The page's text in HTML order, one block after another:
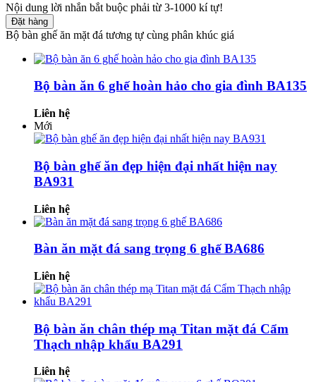
Nội dung lời nhắn bắt buộc phải từ 3-1000 kí tự!
Đặt hàng
Bộ bàn ghế ăn mặt đá tương tự cùng phân khúc giá
Bộ bàn ăn 6 ghế hoàn hảo cho gia đình BA135
Liên hệ
Mới
Bộ bàn ghế ăn đẹp hiện đại nhất hiện nay
BA931
Liên hệ
Bàn ăn mặt đá sang trọng 6 ghế BA686
Liên hệ
Bộ bàn ăn chân thép mạ Titan mặt đá Cẩm
Thạch nhập khẩu BA291
Liên hệ